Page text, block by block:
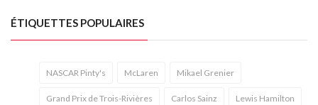
ÉTIQUETTES POPULAIRES
NASCAR Pinty's McLaren Mikael Grenier
Grand Prix de Trois-Rivières Carlos Sainz Lewis Hamilton